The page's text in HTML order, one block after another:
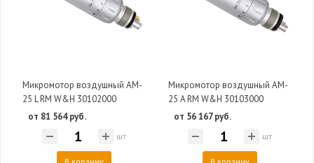
Микромотор воздушный AM-
25 L RM W&H 30102000
от 81 564 руб.
шт
Микромотор воздушный AM-
25 A RM W&H 30103000
от 56 167 руб.
шт